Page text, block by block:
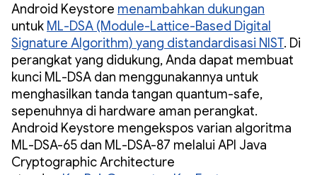
Android Keystore menambahkan dukungan
untuk ML-DSA (Module-Lattice-Based Digital
Signature Algorithm) yang distandardisasi NIST. Di
perangkat yang didukung, Anda dapat membuat
kunci ML-DSA dan menggunakannya untuk
menghasilkan tanda tangan quantum-safe,
sepenuhnya di hardware aman perangkat.
Android Keystore mengekspos varian algoritma
ML-DSA-65 dan ML-DSA-87 melalui API Java
Cryptographic Architecture